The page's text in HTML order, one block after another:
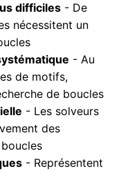
difficiles - De
nécessitent un
- Au
de motifs,
de boucles
- Les solveurs
des
- Représentent